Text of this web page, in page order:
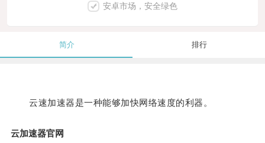
安卓市场，安全绿色
简介 排行
云速加速器是一种能够加快网络速度的利器。
云加速器官网